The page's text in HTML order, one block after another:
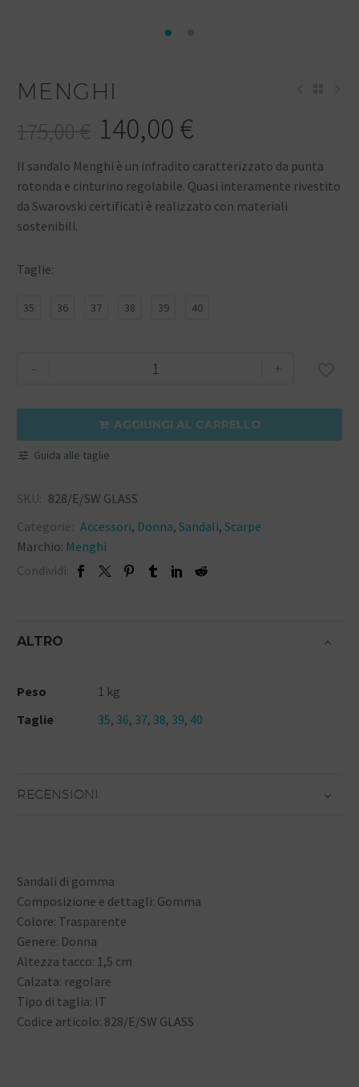
MENGHI
175,00€ 140,00 €
Il sandalo Menghi è un infradito caratterizzato da punta
rotonda e cinturino regolabile. Quasi interamente rivestito
da Swarovski certificati è realizzato con materiali
sostenibili.
Taglie
35 36 37 38 39 40
- +
 AGGIUNGI AL CARRELLO
Guida alle taglie
SKU: 828/E/SW GLASS
Categorie: Accessori, Donna, Sandali, Scarpe
Marchio: Menghi
Condividi:
ALTRO
Peso
1 kg
Taglie
35, 36, 37, 38, 39, 40
RECENSIONI
Sandali di gomma
Composizione e dettagli: Gomma
Colore: Trasparente
Genere: Donna
Altezza tacco: 1,5 cm
Calzata: regolare
Tipo di taglia: IT
Codice articolo: 828/E/SW GLASS